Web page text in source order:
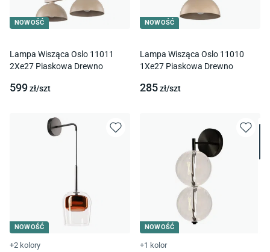
NOWOŚĆ
Lampa Wisząca Oslo 11011
2Xe27 Piaskowa Drewno
599zł/szt
NOWOŚĆ
Lampa Wisząca Oslo 11010
1Xe27 Piaskowa Drewno
285zł/szt
NOWOŚĆ
+2 kolory
NOWOŚĆ
+1 kolor